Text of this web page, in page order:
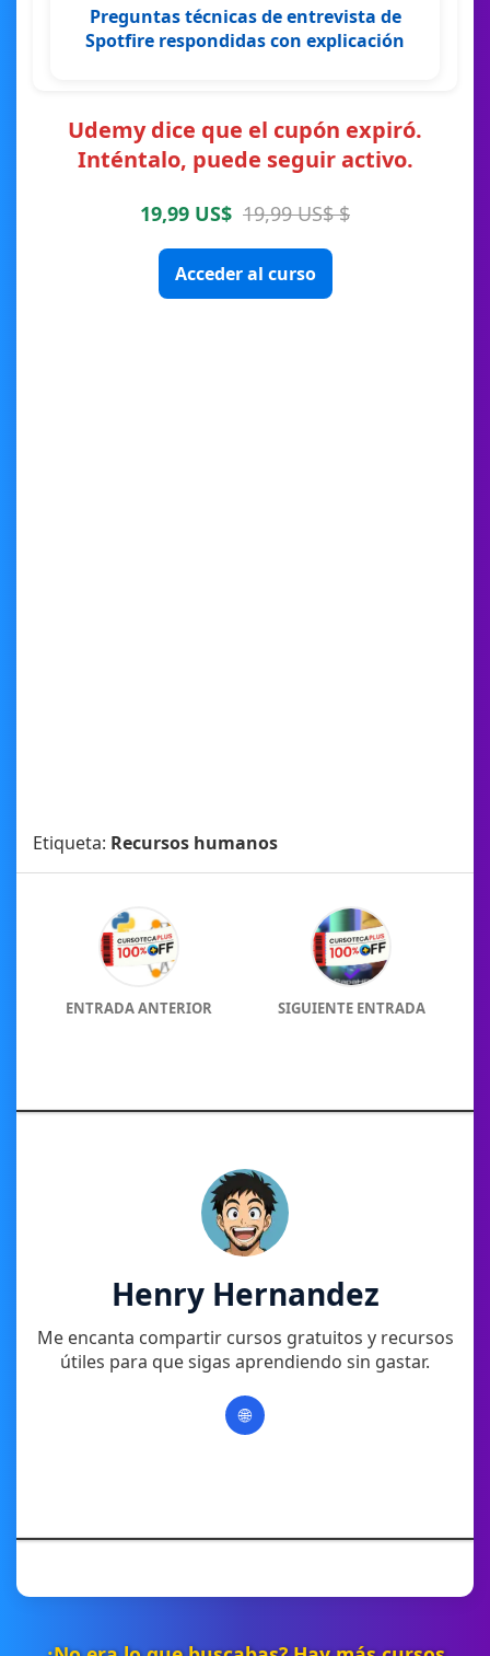
Preguntas técnicas de entrevista de
Spotfire respondidas con explicación
Udemy dice que el cupón expiró.
Inténtalo, puede seguir activo.
19,99 US$ 19,99 US$ $
Acceder al curso
Etiqueta: Recursos humanos
ENTRADA ANTERIOR SIGUIENTE ENTRADA
Henry Hernandez
Me encanta compartir cursos gratuitos y recursos
útiles para que sigas aprendiendo sin gastar.
🌐